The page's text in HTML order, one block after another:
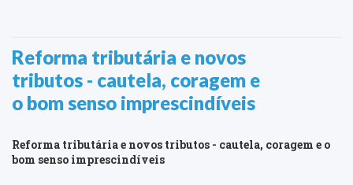
Reforma tributária e novos
tributos - cautela, coragem e
o bom senso imprescindíveis
Reforma tributária e novos tributos - cautela, coragem e o
bom senso imprescindíveis